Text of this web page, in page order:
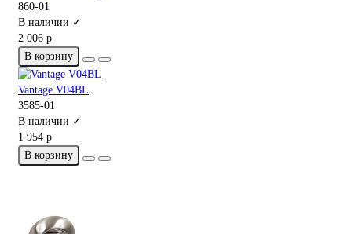
860-01
В наличии ✓
2 006 р
В корзину
Vantage V04BL
3585-01
В наличии ✓
1 954 р
В корзину